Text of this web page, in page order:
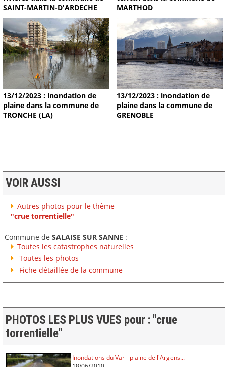
SAINT-MARTIN-D'ARDECHE
MARTHOD
13/12/2023 : inondation de
plaine dans la commune de
TRONCHE (LA)
13/12/2023 : inondation de
plaine dans la commune de
GRENOBLE
VOIR AUSSI
Autres photos pour le thème
"crue torrentielle"
Commune de SALAISE SUR SANNE :
Toutes les catastrophes naturelles
Toutes les photos
Fiche détaillée de la commune
PHOTOS LES PLUS VUES pour : "crue
torrentielle"
Inondations du Var - plaine de l'Argens...